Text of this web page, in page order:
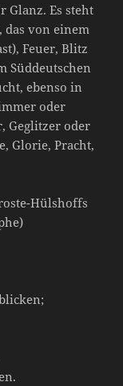
Glanz. Es steht
das von einem
Feuer, Blitz
Süddeutschen
ebenso in
oder
Geglitzer oder
Glorie, Pracht,
Hülshoffs